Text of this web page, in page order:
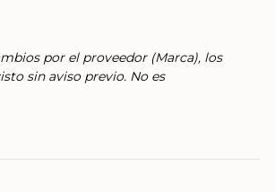
por el proveedor (Marca), los
sin aviso previo. No es